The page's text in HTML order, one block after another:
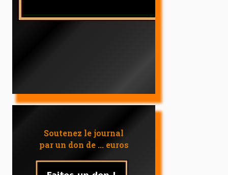
Soutenez le journal
par un don de ... euros